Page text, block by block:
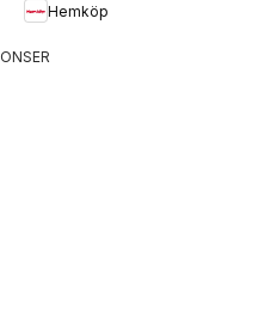
Hemköp